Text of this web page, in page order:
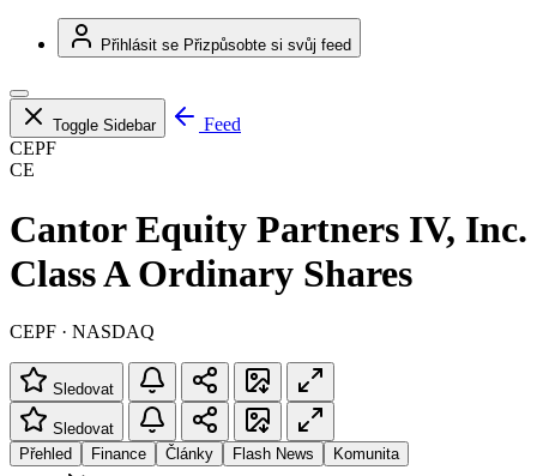
Přihlásit se Přizpůsobte si svůj feed
Toggle Sidebar
Feed
CEPF
CE
Cantor Equity Partners IV, Inc.
Class A Ordinary Shares
CEPF · NASDAQ
Sledovat
Sledovat
Přehled
Finance Články Flash News Komunita